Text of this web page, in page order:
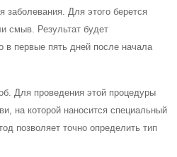
заболевания. Для этого берется
смыв. Результат будет
в первые пять дней после начала
Для проведения этой процедуры
на которой наносится специальный
позволяет точно определить тип